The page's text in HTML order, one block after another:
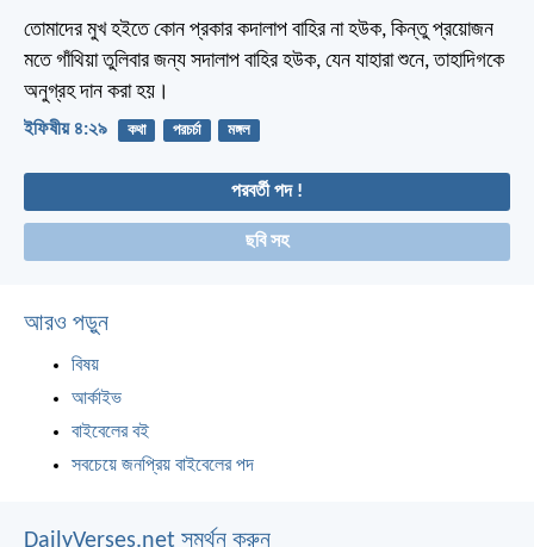
তোমাদের মুখ হইতে কোন প্রকার কদালাপ বাহির না হউক, কিন্তু প্রয়োজন
মতে গাঁথিয়া তুলিবার জন্য সদালাপ বাহির হউক, যেন যাহারা শুনে, তাহাদিগকে
অনুগ্রহ দান করা হয়।
ইফিষীয় ৪:২৯ কথা পরচর্চা মঙ্গল
পরবর্তী পদ !
ছবি সহ
আরও পড়ুন
বিষয়
আর্কাইভ
বাইবেলের বই
সবচেয়ে জনপ্রিয় বাইবেলের পদ
DailyVerses.net সমর্থন করুন